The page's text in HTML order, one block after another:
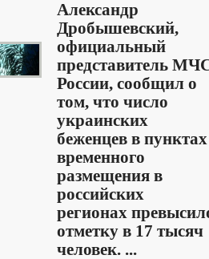
Александр
Дробышевский,
официальный
представитель
России, сообщил о
том, что число
украинских
беженцев в пунктах
временного
размещения в
российских
регионах
отметку в 17 тысяч
человек. ...